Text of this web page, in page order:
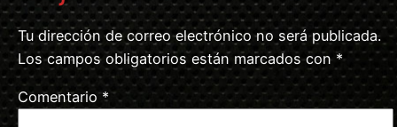
Tu dirección de correo electrónico no será publicada.
Los campos obligatorios están marcados con *
Comentario*